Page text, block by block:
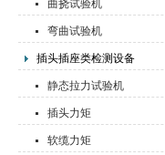
曲挠试验机
弯曲试验机
插头插座类检测设备
静态拉力试验机
插头力矩
软缆力矩